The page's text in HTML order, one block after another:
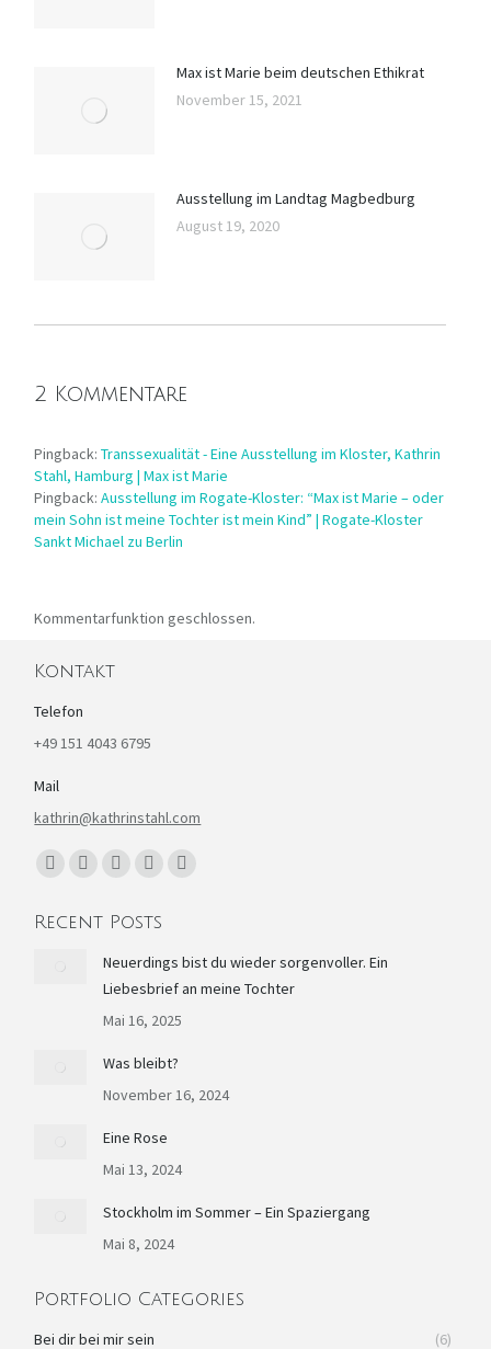
Max ist Marie beim deutschen Ethikrat
November 15, 2021
Ausstellung im Landtag Magbedburg
August 19, 2020
2 Kommentare
Pingback: Transsexualität - Eine Ausstellung im Kloster, Kathrin
Stahl, Hamburg | Max ist Marie
Pingback: Ausstellung im Rogate-Kloster: “Max ist Marie – oder
mein Sohn ist meine Tochter ist mein Kind” | Rogate-Kloster
Sankt Michael zu Berlin
Kommentarfunktion geschlossen.
Kontakt
Telefon
+49 151 4043 6795
Mail
kathrin@kathrinstahl.com
Finden Sie uns auf:
opensopens
new
window
opens
in
new
window
opens
in
new
window
opens
in
new
Recent Posts
Neuerdings bist du wieder sorgenvoller. Ein
Liebesbrief an meine Tochter
Mai 16, 2025
Was bleibt?
November 16, 2024
Eine Rose
Mai 13, 2024
Stockholm im Sommer – Ein Spaziergang
Mai 8, 2024
Portfolio Categories
Bei dir bei mir sein (6)